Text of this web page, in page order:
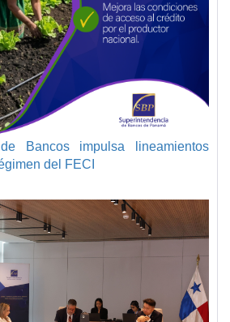
Bancos impulsa lineamientos
del FECI